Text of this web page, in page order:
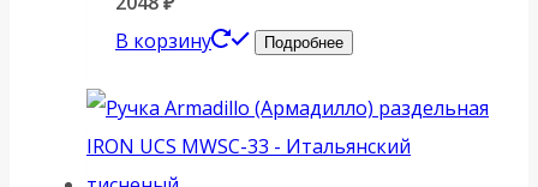
В корзину
Подробнее